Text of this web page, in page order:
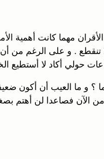
مهما كانت أهمية
تنقطع . و على الرغم من
حولي أكاد لا أستطيع
؟ و ما العيب أن أكون
الآن فصاعدا لن أهتم